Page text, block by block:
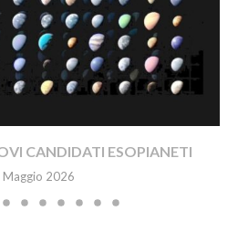
CANDIDATI ESOPIANETI
Maggio 2026